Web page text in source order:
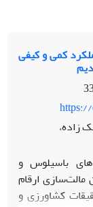
کمی و کیفی
زاده،
باسیلوس و
ارقام
کشاورزی و